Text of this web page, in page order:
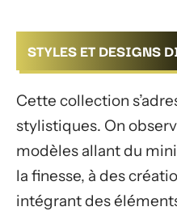
STYLES ET DESIGNS
Cette collection
stylistiques. On
modèles allant du
la finesse, à des
intégrant des